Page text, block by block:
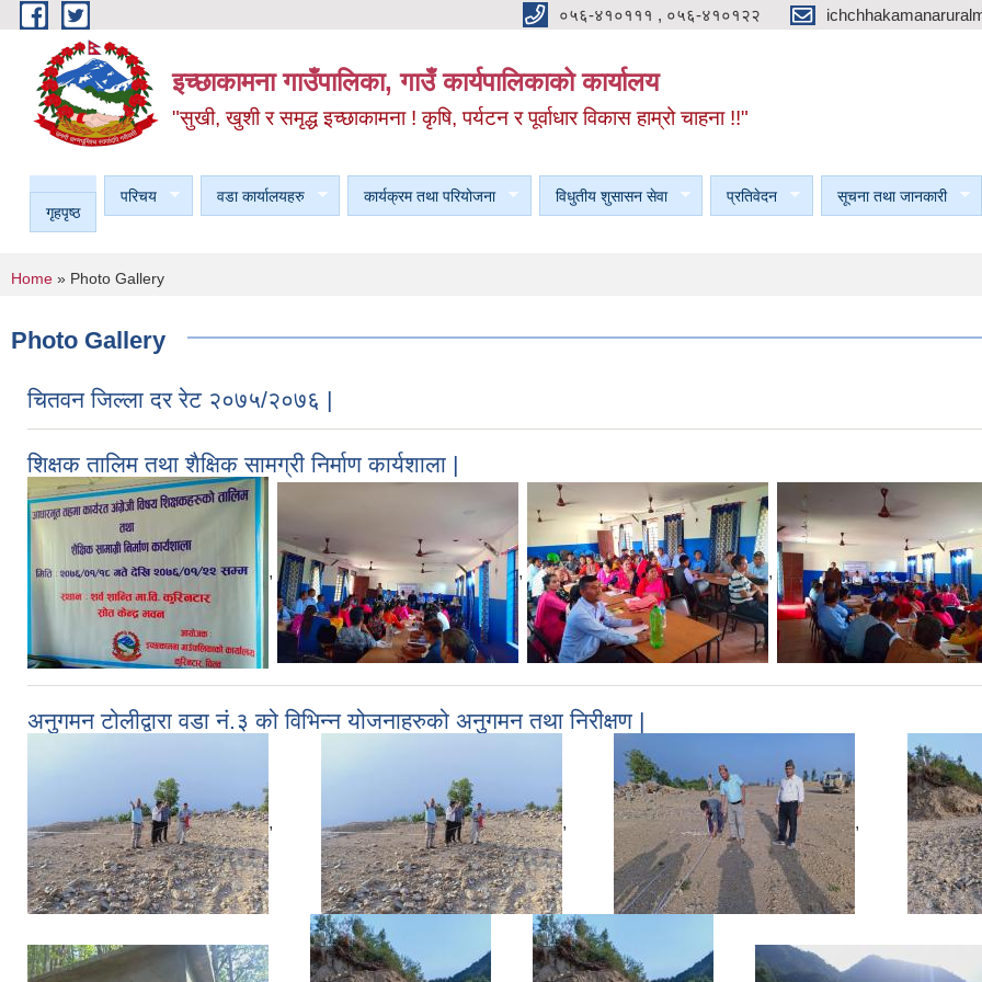
Skip to main content ०५६-४१०१११ , ०५६-४१०१२२
इच्छाकामना गाउँपालिका, गाउँ कार्यपालिकाको कार्यालय
"सुखी, खुशी र समृद्ध इच्छाकामना ! कृषि, पर्यटन र पूर्वाधार विकास हाम्रो चाहना !!"
गृहपृष्ठ
परिचय वडा कार्यालयहरु कार्यक्रम तथा परियोजना विधुतीय शुसासन सेवा प्रतिवेदन सूचना तथा जानकारी
You are here
Home » Photo Gallery
Photo Gallery
चितवन जिल्ला दर रेट २०७५/२०७६ |
शिक्षक तालिम तथा शैक्षिक सामग्री निर्माण कार्यशाला |
, , ,
अनुगमन टोलीद्वारा वडा नं.३ को विभिन्न योजनाहरुको अनुगमन तथा निरीक्षण |
, , ,